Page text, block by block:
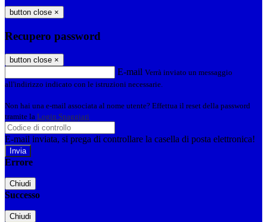
button close ×
Recupero password
button close ×
E-mail Verrà inviato un messaggio
all'indirizzo indicato con le istruzioni necessarie.
Non hai una e-mail associata al nome utente? Effettua il reset della password
tramite la Login Spaggiari
E-mail inviata, si prega di controllare la casella di posta elettronica!
Errore
Chiudi
Successo
Chiudi